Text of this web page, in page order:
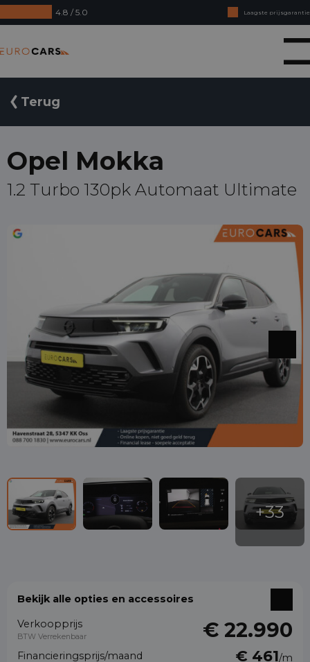
4.8 / 5.0
Laagste prijsgarantie
Online kopen, niet goed geld terug
Financial lease - Soepele acceptatie
Terug
Opel Mokka
1.2 Turbo 130pk Automaat Ultimate
Bekijk alle opties en accessoires
Verkoopprijs
BTW Verrekenbaar € 22.990
Financieringsprijs/maand € 461/m